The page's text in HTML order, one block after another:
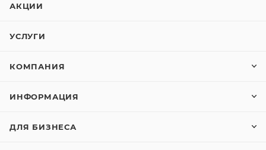
АКЦИИ
УСЛУГИ
КОМПАНИЯ
ИНФОРМАЦИЯ
ДЛЯ БИЗНЕСА